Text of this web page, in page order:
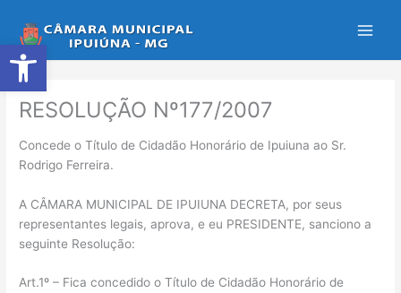
Abrir a barra de ferramentas
para
o
conteúdo
RESOLUÇÃO Nº177/2007
Concede o Título de Cidadão Honorário de Ipuiuna ao Sr.
Rodrigo Ferreira.
A CÂMARA MUNICIPAL DE IPUIUNA DECRETA, por seus
representantes legais, aprova, e eu PRESIDENTE, sanciono a
seguinte Resolução:
Art.1º – Fica concedido o Título de Cidadão Honorário de